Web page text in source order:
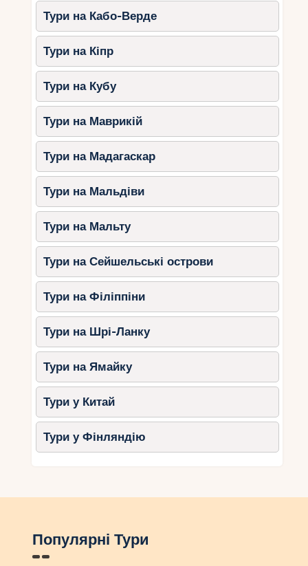
Тури на Кабо-Верде
Тури на Кіпр
Тури на Кубу
Тури на Маврикій
Тури на Мадагаскар
Тури на Мальдіви
Тури на Мальту
Тури на Сейшельські острови
Тури на Філіппіни
Тури на Шрі-Ланку
Тури на Ямайку
Тури у Китай
Тури у Фінляндію
Популярні Тури